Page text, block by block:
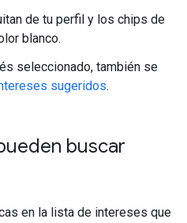
de tu perfil y los chips de
blanco.
seleccionado, también se
sugeridos.
buscar
en la lista de intereses que